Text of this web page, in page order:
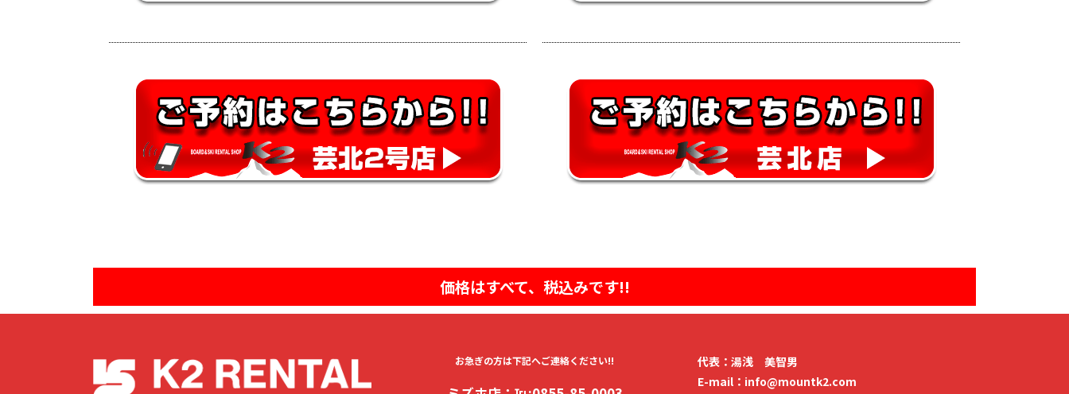
価格はすべて、税込みです!!
お急ぎの方は下記へご連絡ください!!
代表：湯浅 美智男
E-mail：info@mountk2.com